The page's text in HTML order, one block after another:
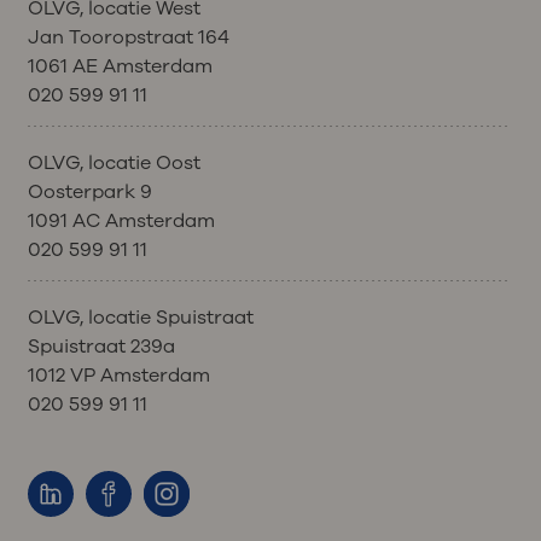
OLVG, locatie West
Jan Tooropstraat 164
1061 AE Amsterdam
020 599 91 11
OLVG, locatie Oost
Oosterpark 9
1091 AC Amsterdam
020 599 91 11
OLVG, locatie Spuistraat
Spuistraat 239a
1012 VP Amsterdam
020 599 91 11